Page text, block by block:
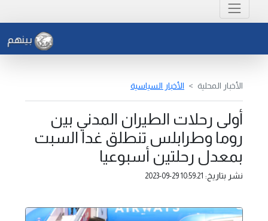
بينهم
الأخبار المحلية الأخبار السياسية
أولى رحلات الطيران المدني بين
روما وطرابلس تنطلق غدا السبت
بمعدل رحلتين أسبوعيا
نشر بتاريخ: 2023-09-29 10:59:21